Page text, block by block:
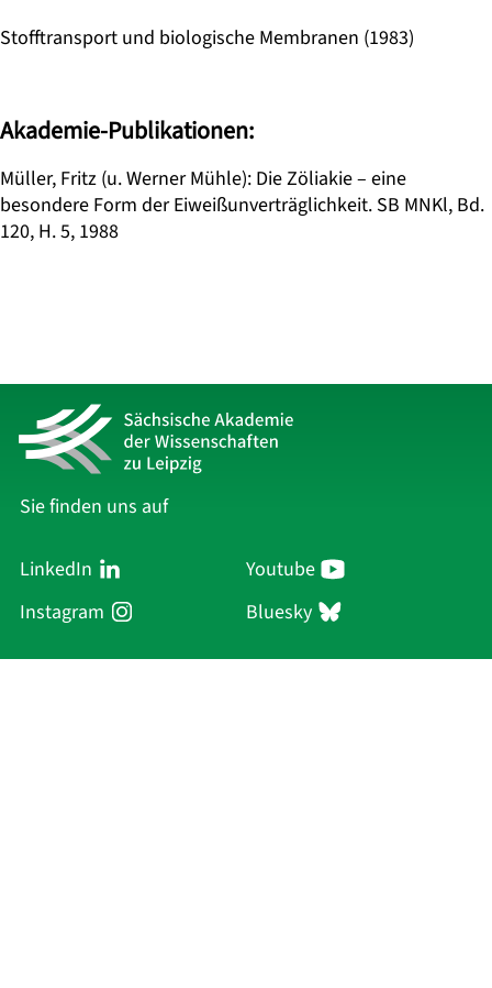
Stofftransport und biologische Membranen (1983)
Akademie-Publikationen:
Müller, Fritz (u. Werner Mühle): Die Zöliakie – eine
besondere Form der Eiweißunverträglichkeit. SB MNKl, Bd.
120, H. 5, 1988
Sie finden uns auf
LinkedIn
Youtube
Instagram
Bluesky